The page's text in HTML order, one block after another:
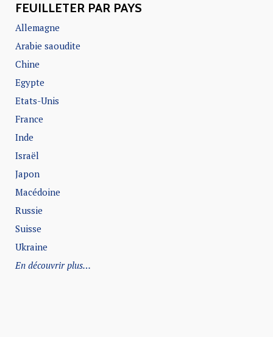
FEUILLETER PAR PAYS
Allemagne
Arabie saoudite
Chine
Egypte
Etats-Unis
France
Inde
Israël
Japon
Macédoine
Russie
Suisse
Ukraine
En découvrir plus…